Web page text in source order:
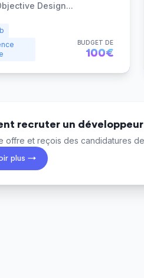
Design...
BUDGET DE
100€
recruter un développeur
offre et reçois des candidatures
plus →